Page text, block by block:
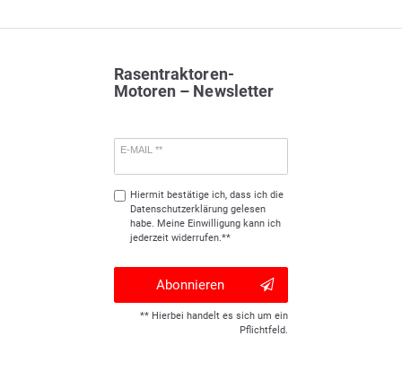
Rasentraktoren-
Motoren – Newsletter
E-MAIL **
Hiermit bestätige ich, dass ich die
Daten­schutz­erklärunggelesen
habe. Meine Einwilligung kann ich
jederzeit widerrufen.**
Abonnieren
** Hierbei handelt es sich um ein
Pflichtfeld.